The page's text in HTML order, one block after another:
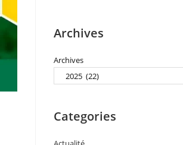
Archives
Archives
Categories